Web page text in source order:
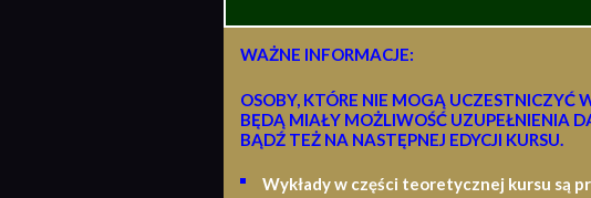
WAŻNE INFORMACJE:
OSOBY, KTÓRE NIE MOGĄ UCZESTNICZYĆ
BĘDĄ MIAŁY MOŻLIWOŚĆ UZUPEŁNIENIA
BĄDŹ TEŻ NA NASTĘPNEJ EDYCJI KURSU.
Wykłady w części teoretycznej kursu są